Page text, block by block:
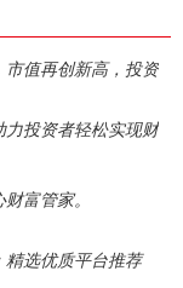
值再创新高，投资
投资者轻松实现财
富管家。
选优质平台推荐